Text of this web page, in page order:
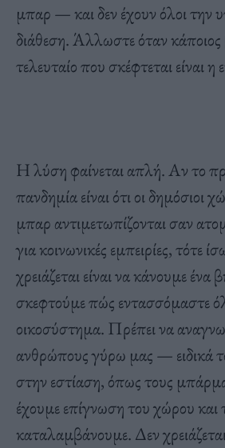
μπαρ — και δεν έχουν όλοι την
διάθεση. Άλλωστε όταν κάποιος
τελευταίο που σκέφτεται είναι η
Η λύση φαίνεται απλή. Αν το
πανδημία είναι ότι οι δημόσιοι
μπαρ αντιμετωπίζονται σαν
για κοινωνικές εμπειρίες, τότε
χρειάζεται είναι να κάνουμε
σκεφτούμε πώς εντασσόμαστε
οικοσύστημα. Πρέπει να
ανθρώπους γύρω μας — ειδικά
στην εστίαση, όπως τους
έχουμε επίγνωση του χώρου και
καταλαμβάνουμε. Δεν